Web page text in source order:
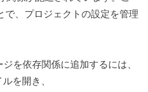
で、プロジェクトの設定を管理
を依存関係に追加するには、
を開き、